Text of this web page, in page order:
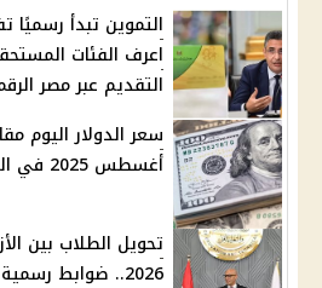
التموين تبدأ رسميًا
اعرف الفئات
التقديم عبر مصر
أغسطس 2025 في البنوك والسوق الموازية
2026.. ضوابط